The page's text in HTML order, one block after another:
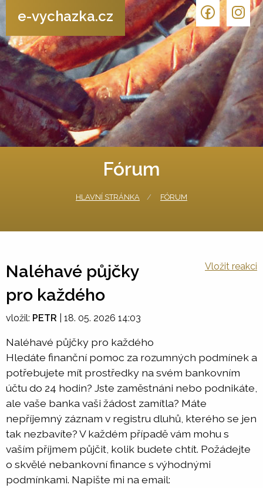
e-vychazka.cz
Fórum
HLAVNÍ STRÁNKA FÓRUM
Naléhavé půjčky
pro každého
Vložit reakci
vložil: PETR 18. 05. 2026 14:03
Naléhavé půjčky pro každého
Hledáte finanční pomoc za rozumných podmínek a
potřebujete mít prostředky na svém bankovním
účtu do 24 hodin? Jste zaměstnáni nebo podnikáte,
ale vaše banka vaši žádost zamítla? Máte
nepříjemný záznam v registru dluhů, kterého se jen
tak nezbavíte? V každém případě vám mohu s
vaším příjmem půjčit, kolik budete chtít. Požádejte
o skvělé nebankovní finance s výhodnými
podmínkami. Napište mi na email: